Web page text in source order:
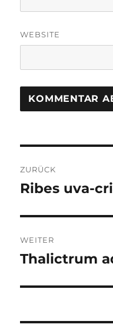
WEBSITE
ZURÜCK
Vorheriger
Ribes uva-
WEITER
Nächster
Thalictrum